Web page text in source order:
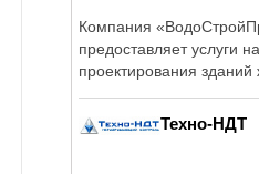
Компания
предоставляет услуги
проектирования зданий
Техно-НДТ